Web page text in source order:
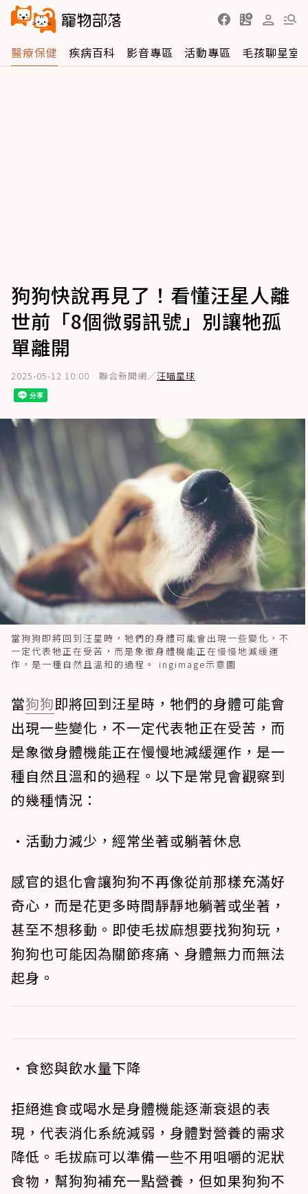
醫療保健 疾病百科 影音專區 活動專區 毛孩聊星室
狗狗快說再見了！看懂汪星人離
世前「8個微弱訊號」別讓牠孤
單離開
2025-05-12 10:00 聯合新聞網／汪喵星球
當狗狗即將回到汪星時，牠們的身體可能會出現一些變化，不
一定代表牠正在受苦，而是象徵身體機能正在慢慢地減緩運
作，是一種自然且溫和的過程。 ingimage示意圖
當狗狗即將回到汪星時，牠們的身體可能會
出現一些變化，不一定代表牠正在受苦，而
是象徵身體機能正在慢慢地減緩運作，是一
種自然且溫和的過程。以下是常見會觀察到
的幾種情況：
•活動力減少，經常坐著或躺著休息
感官的退化會讓狗狗不再像從前那樣充滿好
奇心，而是花更多時間靜靜地躺著或坐著，
甚至不想移動。即使毛拔麻想要找狗狗玩，
狗狗也可能因為關節疼痛、身體無力而無法
起身。
•食慾與飲水量下降
拒絕進食或喝水是身體機能逐漸衰退的表
現，代表消化系統減弱，身體對營養的需求
降低。毛拔麻可以準備一些不用咀嚼的泥狀
食物，幫狗狗補充一點營養，但如果狗狗不